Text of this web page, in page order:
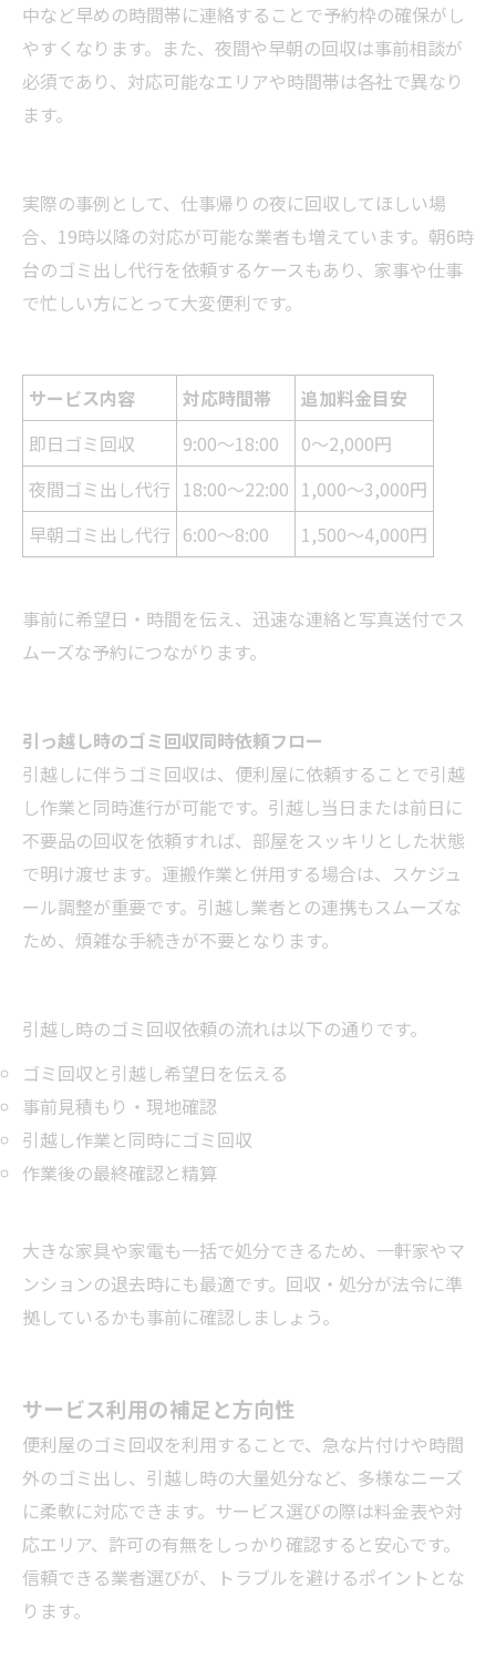
中など早めの時間帯に連絡することで予約枠の確保がし
やすくなります。また、夜間や早朝の回収は事前相談が
必須であり、対応可能なエリアや時間帯は各社で異なり
ます。
実際の事例として、仕事帰りの夜に回収してほしい場
合、19時以降の対応が可能な業者も増えています。朝6時
台のゴミ出し代行を依頼するケースもあり、家事や仕事
で忙しい方にとって大変便利です。
サービス内容 対応時間帯
追加料金目安
即日ゴミ回収
9:00〜18:00
0〜2,000円
夜間ゴミ出し代行 18:00〜22:00 1,000〜3,000円
早朝ゴミ出し代行 6:00〜8:00 1,500〜4,000円
事前に希望日・時間を伝え、迅速な連絡と写真送付でス
ムーズな予約につながります。
引っ越し時のゴミ回収同時依頼フロー
引越しに伴うゴミ回収は、便利屋に依頼することで引越
し作業と同時進行が可能です。引越し当日または前日に
不要品の回収を依頼すれば、部屋をスッキリとした状態
で明け渡せます。運搬作業と併用する場合は、スケジュ
ール調整が重要です。引越し業者との連携もスムーズな
ため、煩雑な手続きが不要となります。
引越し時のゴミ回収依頼の流れは以下の通りです。
ゴミ回収と引越し希望日を伝える
事前見積もり・現地確認
引越し作業と同時にゴミ回収
作業後の最終確認と精算
大きな家具や家電も一括で処分できるため、一軒家やマ
ンションの退去時にも最適です。回収・処分が法令に準
拠しているかも事前に確認しましょう。
サービス利用の補足と方向性
便利屋のゴミ回収を利用することで、急な片付けや時間
外のゴミ出し、引越し時の大量処分など、多様なニーズ
に柔軟に対応できます。サービス選びの際は料金表や対
応エリア、許可の有無をしっかり確認すると安心です。
信頼できる業者選びが、トラブルを避けるポイントとな
ります。